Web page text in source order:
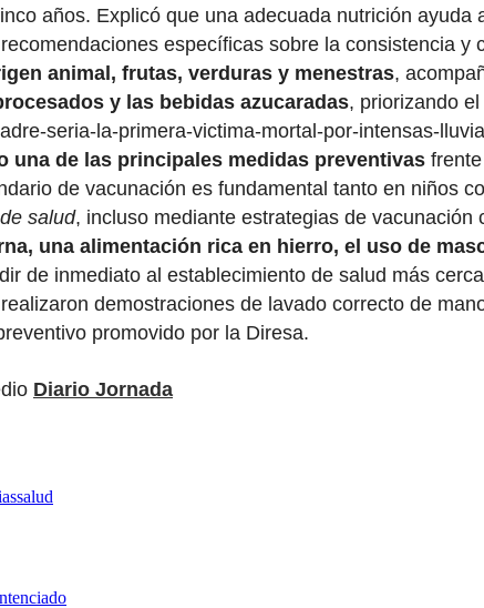
años. Explicó que una adecuada nutrición ayuda
específicas sobre la consistencia
animal, frutas, verduras y menestras,
y las bebidas azucaradas, priorizando
seria-la-primera-victima-mortal-por-intensas-
una de las principales medidas preventivas
de vacunación es fundamental tanto en niños
salud, incluso mediante estrategias de
una alimentación rica en hierro, el uso de
de inmediato al establecimiento de salud más
demostraciones de lavado correcto de
promovido por la Diresa.
Diario Jornada
salud